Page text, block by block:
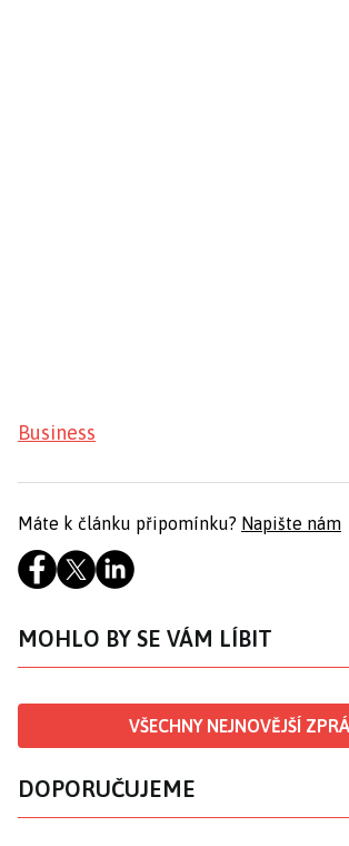
Business
Máte k článku připomínku? Napište nám
MOHLO BY SE VÁM LÍBIT
VŠECHNY NEJNOVĚJŠÍ
DOPORUČUJEME